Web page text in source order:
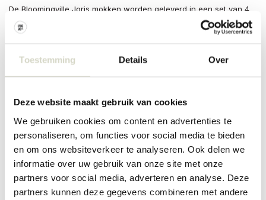
Toestemming Details Over
Deze website maakt gebruik van cookies
We gebruiken cookies om content en advertenties te
personaliseren, om functies voor social media te bieden
en om ons websiteverkeer te analyseren. Ook delen we
informatie over uw gebruik van onze site met onze
partners voor social media, adverteren en analyse. Deze
partners kunnen deze gegevens combineren met andere
De Bloomingville Joris mokken worden geleverd in een set van 4
verschillende mokken. Het gelaagde ontwerp toont een
horizontaal kleurverloop met een contrasterende band en een
Afmeting: diameter 7 x hoogte 8cm
Inhoud: 140ml
Kleur: multikleur
Overige: Door het gebruikte materiaal kunnen er per item
verschillen zijn. Geschikt voor in de vaatwasser, oven en
magnetron.
PRODUCTSPECIFICATIES
Artikelnummer 82073215